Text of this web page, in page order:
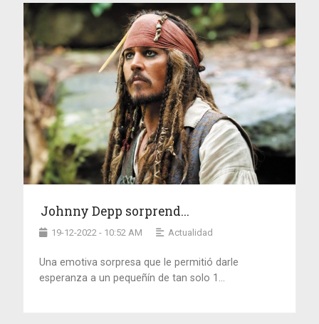
Johnny Depp sorprend...
19-12-2022 - 10:52 AM Actualidad
Una emotiva sorpresa que le permitió darle
esperanza a un pequeñín de tan solo 1...